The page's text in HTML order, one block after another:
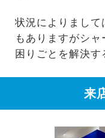
状況によりまして
もありますがシ
困りごとを解決す
来